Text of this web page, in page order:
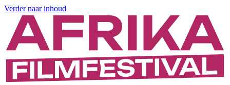
Verder naar inhoud